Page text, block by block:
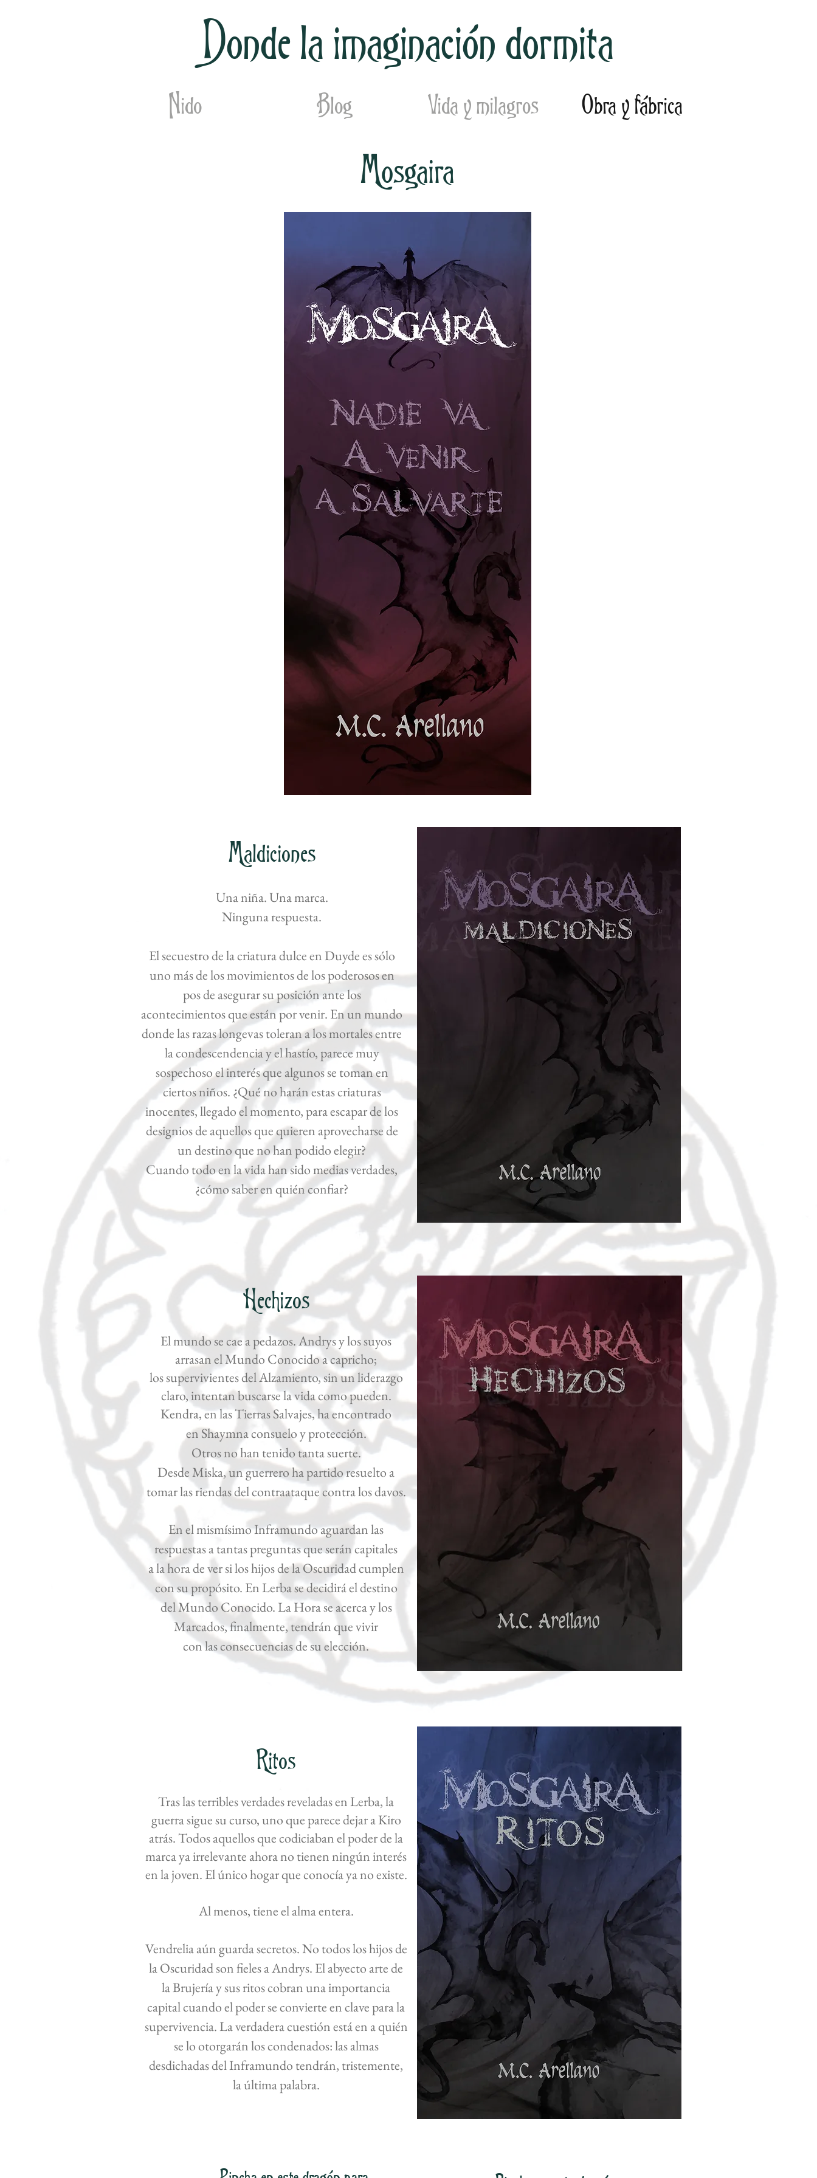
Nido Blog Vida y milagros Obra y fábrica
Donde la imaginación dormita
Mosgaira
Maldiciones
Una niña. Una marca.
Ninguna respuesta.
El secuestro de la criatura dulce en Duyde es sólo
uno más de los movimientos de los poderosos en
pos de asegurar su posición ante los
acontecimientos que están por venir. En un mundo
donde las razas longevas toleran a los mortales entre
la condescendencia y el hastío, parece muy
sospechoso el interés que algunos se toman en
ciertos niños. ¿Qué no harán estas criaturas
inocentes, llegado el momento, para escapar de los
designios de aquellos que quieren aprovecharse de
un destino que no han podido elegir?
Cuando todo en la vida han sido medias verdades,
¿cómo saber en quién confiar?
Hechizos
El mundo se cae a pedazos. Andrys y los suyos
arrasan el Mundo Conocido a capricho;
los supervivientes del Alzamiento, sin un liderazgo
claro, intentan buscarse la vida como pueden.
Kendra, en las Tierras Salvajes, ha encontrado
en Shaymna consuelo y protección.
Otros no han tenido tanta suerte.
Desde Miska, un guerrero ha partido resuelto a
tomar las riendas del contraataque contra los davos.
En el mismísimo Inframundo aguardan las
respuestas a tantas preguntas que serán capitales
a la hora de ver si los hijos de la Oscuridad cumplen
con su propósito. En Lerba se decidirá el destino
del Mundo Conocido. La Hora se acerca y los
Marcados, finalmente, tendrán que vivir
con las consecuencias de su elección.
Ritos
Tras las terribles verdades reveladas en Lerba, la
guerra sigue su curso, uno que parece dejar a Kiro
atrás. Todos aquellos que codiciaban el poder de la
marca ya irrelevante ahora no tienen ningún interés
en la joven. El único hogar que conocía ya no existe.
Al menos, tiene el alma entera.
Vendrelia aún guarda secretos. No todos los hijos de
la Oscuridad son fieles a Andrys. El abyecto arte de
la Brujería y sus ritos cobran una importancia
capital cuando el poder se convierte en clave para la
supervivencia. La verdadera cuestión está en a quién
se lo otorgarán los condenados: las almas
desdichadas del Inframundo tendrán, tristemente,
la última palabra.